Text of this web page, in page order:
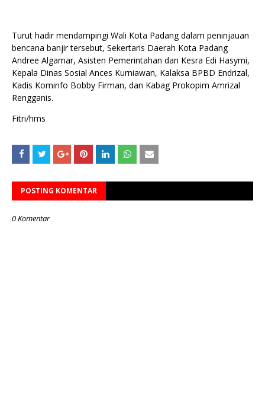
Turut hadir mendampingi Wali Kota Padang dalam peninjauan
bencana banjir tersebut, Sekertaris Daerah Kota Padang
Andree Algamar, Asisten Pemerintahan dan Kesra Edi Hasymi,
Kepala Dinas Sosial Ances Kurniawan, Kalaksa BPBD Endrizal,
Kadis Kominfo Bobby Firman, dan Kabag Prokopim Amrizal
Rengganis.
Fitri/hms
POSTING KOMENTAR
0 Komentar